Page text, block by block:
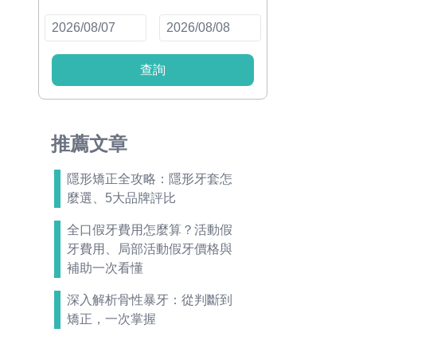
查詢
推薦文章
隱形矯正全攻略：隱形牙套怎
麼選、5大品牌評比
全口假牙費用怎麼算？活動假
牙費用、局部活動假牙價格與
補助一次看懂
深入解析骨性暴牙：從判斷到
矯正，一次掌握